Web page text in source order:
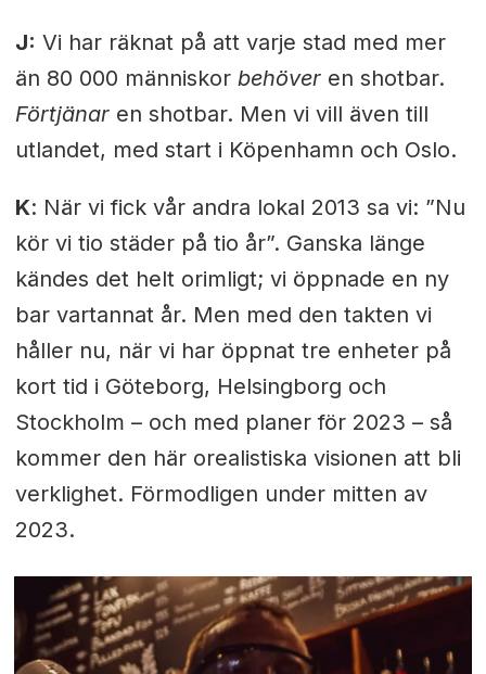
J: Vi har räknat på att varje stad med mer
än 80 000 människor behöveren shotbar.
Förtjänaren shotbar. Men vi vill även till
utlandet, med start i Köpenhamn och Oslo.
K: När vi fick vår andra lokal 2013 sa vi: ”Nu
kör vi tio städer på tio år”. Ganska länge
kändes det helt orimligt; vi öppnade en ny
bar vartannat år. Men med den takten vi
håller nu, när vi har öppnat tre enheter på
kort tid i Göteborg, Helsingborg och
Stockholm – och med planer för 2023 – så
kommer den här orealistiska visionen att bli
verklighet. Förmodligen under mitten av
2023.